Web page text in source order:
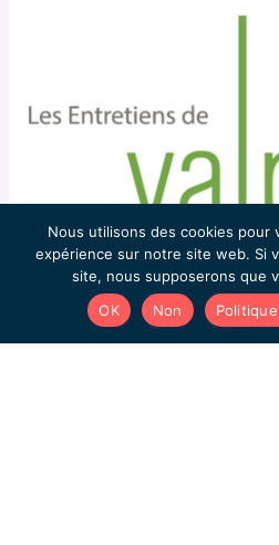
Nous utilisons des cookies pour
expérience sur notre site web. Si
site, nous supposerons que
OK
Non